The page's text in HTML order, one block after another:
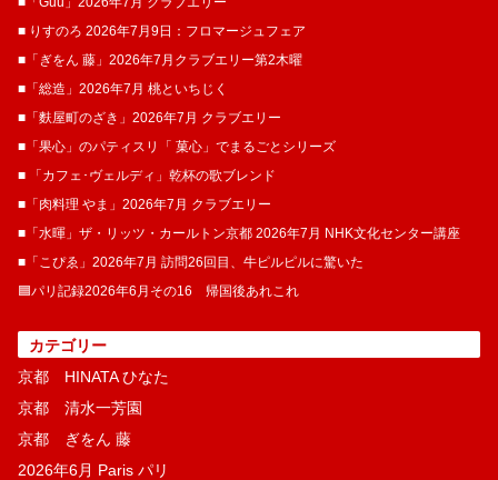
■ りすのろ 2026年7月9日：フロマージュフェア
■「ぎをん 藤」2026年7月クラブエリー第2木曜
■「総造」2026年7月 桃といちじく
■「麩屋町のざき」2026年7月 クラブエリー
■「果心」のパティスリ「 菓​心」でまるごとシリーズ
■ 「カフェ･ヴェルディ」乾杯の歌ブレンド
■「肉料理 やま」2026年7月 クラブエリー
■「水暉」ザ・リッツ・カールトン京都 2026年7月 NHK文化センター講座
■「こぴゑ」2026年7月 訪問26回目、牛ピルピルに驚いた
🟦パリ記録2026年6月その16 帰国後あれこれ
カテゴリー
京都 HINATA ひなた
京都 清水一芳園
京都 ぎをん 藤
2026年6月 Paris パリ